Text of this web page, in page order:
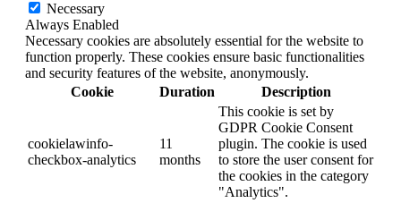
Necessary
Always Enabled
Necessary cookies are absolutely essential for the website to
function properly. These cookies ensure basic functionalities
and security features of the website, anonymously.
Cookie
Duration Description
cookielawinfo-
checkbox-analytics
11
months
This cookie is set by
GDPR Cookie Consent
plugin. The cookie is used
to store the user consent for
the cookies in the category
"Analytics".